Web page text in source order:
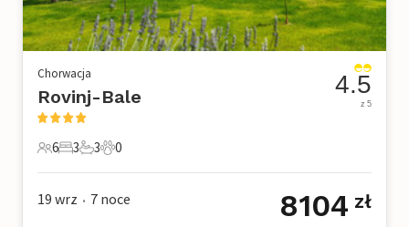
Chorwacja
Rovinj-Bale
6 Goście
6
3 Sypialnie
3
3 Łazienki
3
0 Zwierzęta domowe
0
4.5
z 5
19 wrz • 7 noce 8104 zł